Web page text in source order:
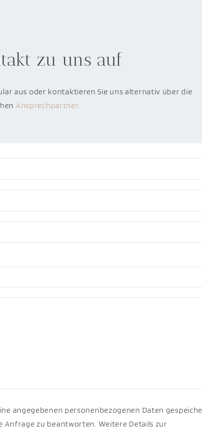
zu uns auf
aus oder kontaktieren Sie uns alternativ über die
Ansprechpartner.
angegebenen personenbezogenen Daten
Anfrage zu beantworten. Weitere Details zur